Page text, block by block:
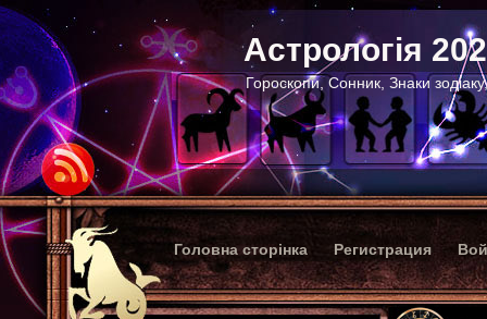
Астрологія
Гороскопи, Сонник, Знаки
Головна сторінка Регистрация